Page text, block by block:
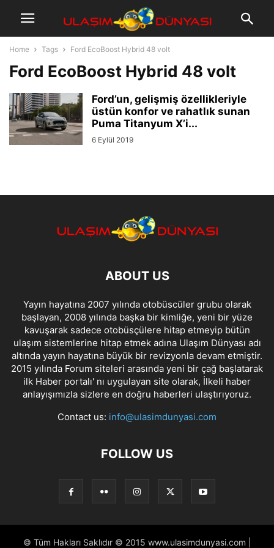
Home Tags Ford EcoBoost Hybrid 48 volt
Ford EcoBoost Hybrid 48 volt
Ford’un, gelişmiş özellikleriyle
üstün konfor ve rahatlık sunan
Puma Titanyum X’i...
6 Eylül 2019
ABOUT US
Yayın hayatına 2007 yılında otobüscüler grubu olarak
başlayan, 2008 yılında başka bir kimliğe, yeni bir yüze
kavuşarak sadece otobüsçülere hitap etmeyip bütün
ulaşım sistemlerine hitap etmek adına Ulaşım Dünyası adı
altında yayın hayatına büyük bir revizyonla devam etmiştir.
2015 yılında Forum siteleri arasında yeni bir çağ başlatarak
ilk Haber portalı' nı uygulayan site olarak, İlkeli haber
anlayışımızla sizlere en doğru haberleri ulaştırıyoruz.
Contact us: info@ulasimdunyasi.com
FOLLOW US
© Tüm Hakları Saklıdır © 2015 www.ulasimdunyasi.com |